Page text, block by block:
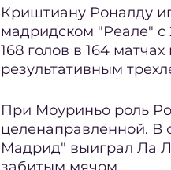
Криштиану Роналду
мадридском "Реале" с
168 голов в 164
результативным
При Моуриньо роль
целенаправленной. В
Мадрид" выиграл Ла